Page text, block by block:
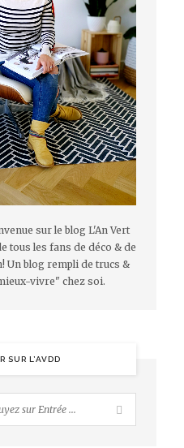
sur le blog L'An Vert
tous les fans de déco & de
Un blog rempli de trucs &
vivre" chez soi.
SUR L’AVDD